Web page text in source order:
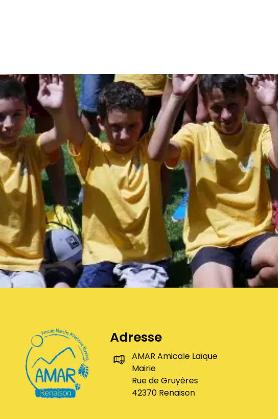
Adresse
AMAR Amicale Laïque
Mairie
Rue de Gruyères
42370 Renaison